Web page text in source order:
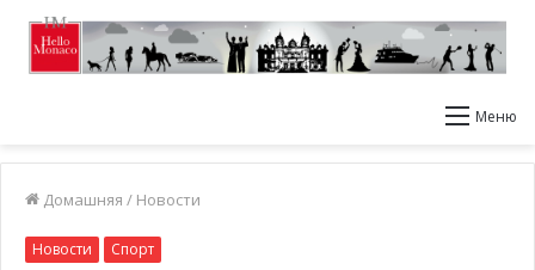
Меню
Домашняя / Новости
Новости Спорт